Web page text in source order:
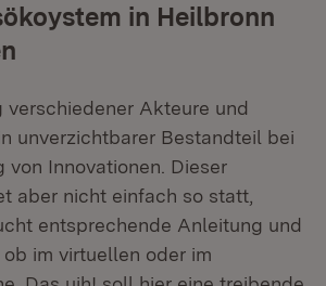
in Heilbronn
verschiedener Akteure und
unverzichtbarer Bestandteil bei
von Innovationen. Dieser
aber nicht einfach so statt,
entsprechende Anleitung und
ob im virtuellen oder im